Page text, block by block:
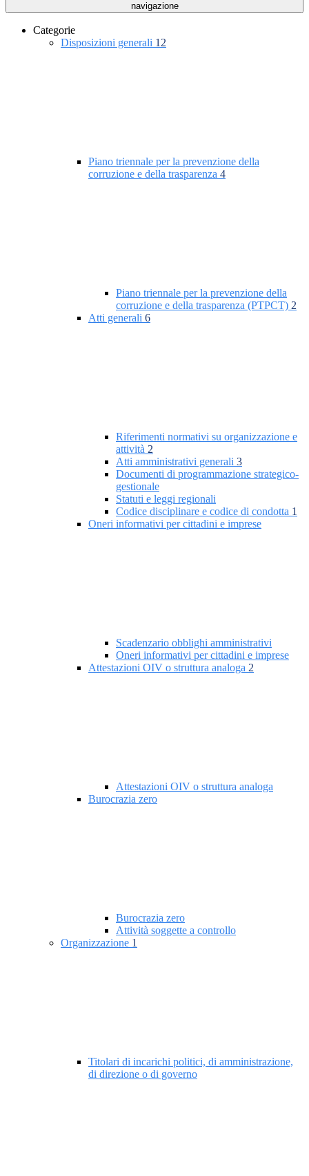
navigazione
Categorie
Disposizioni generali 12
Piano triennale per la prevenzione della
corruzione e della trasparenza 4
Piano triennale per la prevenzione della
corruzione e della trasparenza (PTPCT) 2
Atti generali 6
Riferimenti normativi su organizzazione e
attività 2
Atti amministrativi generali 3
Documenti di programmazione strategico-
gestionale
Statuti e leggi regionali
Codice disciplinare e codice di condotta 1
Oneri informativi per cittadini e imprese
Scadenzario obblighi amministrativi
Oneri informativi per cittadini e imprese
Attestazioni OIV o struttura analoga 2
Attestazioni OIV o struttura analoga
Burocrazia zero
Burocrazia zero
Attività soggette a controllo
Organizzazione 1
Titolari di incarichi politici, di amministrazione,
di direzione o di governo